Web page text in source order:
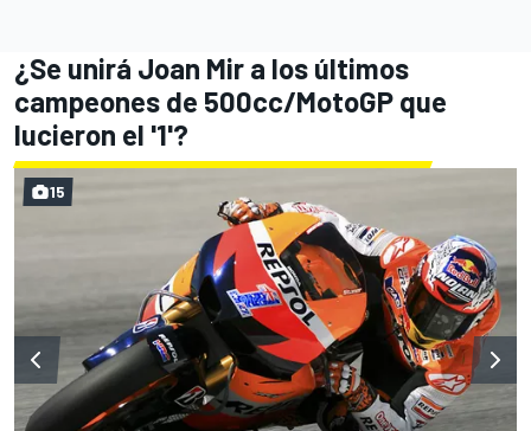
¿Se unirá Joan Mir a los últimos
campeones de 500cc/MotoGP que
lucieron el '1'?
15